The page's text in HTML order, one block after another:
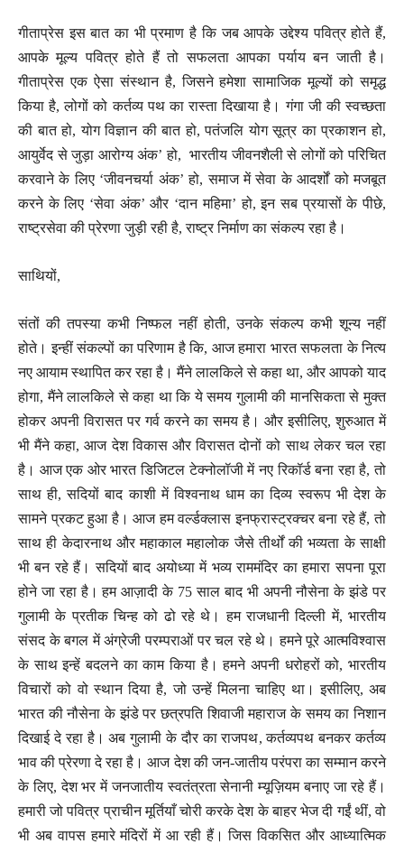
गीताप्रेस इस बात का भी प्रमाण है कि जब आपके उद्देश्य पवित्र होते हैं,
आपके मूल्य पवित्र होते हैं तो सफलता आपका पर्याय बन जाती है।
गीताप्रेस एक ऐसा संस्थान है, जिसने हमेशा सामाजिक मूल्यों को समृद्ध
किया है, लोगों को कर्तव्य पथ का रास्ता दिखाया है। गंगा जी की स्वच्छता
की बात हो, योग विज्ञान की बात हो, पतंजलि योग सूत्र का प्रकाशन हो,
आयुर्वेद से जुड़ा आरोग्य अंक’ हो, भारतीय जीवनशैली से लोगों को परिचित
करवाने के लिए ‘जीवनचर्या अंक’ हो, समाज में सेवा के आदर्शों को मजबूत
करने के लिए ‘सेवा अंक’ और ‘दान महिमा’ हो, इन सब प्रयासों के पीछे,
राष्ट्रसेवा की प्रेरणा जुड़ी रही है, राष्ट्र निर्माण का संकल्प रहा है।
साथियों,
संतों की तपस्या कभी निष्फल नहीं होती, उनके संकल्प कभी शून्य नहीं
होते। इन्हीं संकल्पों का परिणाम है कि, आज हमारा भारत सफलता के नित्य
नए आयाम स्थापित कर रहा है। मैंने लालकिले से कहा था, और आपको याद
होगा, मैंने लालकिले से कहा था कि ये समय गुलामी की मानसिकता से मुक्त
होकर अपनी विरासत पर गर्व करने का समय है। और इसीलिए, शुरुआत में
भी मैंने कहा, आज देश विकास और विरासत दोनों को साथ लेकर चल रहा
है। आज एक ओर भारत डिजिटल टेक्नोलॉजी में नए रिकॉर्ड बना रहा है, तो
साथ ही, सदियों बाद काशी में विश्वनाथ धाम का दिव्य स्वरूप भी देश के
सामने प्रकट हुआ है। आज हम वर्ल्डक्लास इनफ्रास्ट्रक्चर बना रहे हैं, तो
साथ ही केदारनाथ और महाकाल महालोक जैसे तीर्थों की भव्यता के साक्षी
भी बन रहे हैं। सदियों बाद अयोध्या में भव्य राममंदिर का हमारा सपना पूरा
होने जा रहा है। हम आज़ादी के 75 साल बाद भी अपनी नौसेना के झंडे पर
गुलामी के प्रतीक चिन्ह को ढो रहे थे। हम राजधानी दिल्ली में, भारतीय
संसद के बगल में अंग्रेजी परम्पराओं पर चल रहे थे। हमने पूरे आत्मविश्वास
के साथ इन्हें बदलने का काम किया है। हमने अपनी धरोहरों को, भारतीय
विचारों को वो स्थान दिया है, जो उन्हें मिलना चाहिए था। इसीलिए, अब
भारत की नौसेना के झंडे पर छत्रपति शिवाजी महाराज के समय का निशान
दिखाई दे रहा है। अब गुलामी के दौर का राजपथ, कर्तव्यपथ बनकर कर्तव्य
भाव की प्रेरणा दे रहा है। आज देश की जन-जातीय परंपरा का सम्मान करने
के लिए, देश भर में जनजातीय स्वतंत्रता सेनानी म्यूज़ियम बनाए जा रहे हैं।
हमारी जो पवित्र प्राचीन मूर्तियाँ चोरी करके देश के बाहर भेज दी गईं थीं, वो
भी अब वापस हमारे मंदिरों में आ रही हैं। जिस विकसित और आध्यात्मिक